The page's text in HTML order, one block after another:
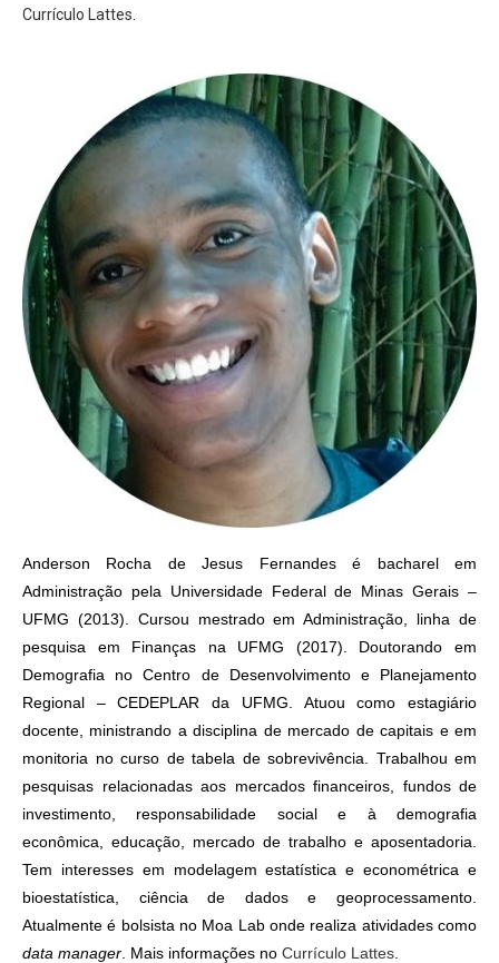
Currículo Lattes
Anderson Rocha de Jesus Fernandes é bacharel em
Administração pela Universidade Federal de Minas Gerais –
UFMG (2013). Cursou mestrado em Administração, linha de
pesquisa em Finanças na UFMG (2017). Doutorando em
Demografia no Centro de Desenvolvimento e Planejamento
Regional – CEDEPLAR da UFMG. Atuou como estagiário
docente, ministrando a disciplina de mercado de capitais e em
monitoria no curso de tabela de sobrevivência. Trabalhou em
pesquisas relacionadas aos mercados financeiros, fundos de
investimento, responsabilidade social e à demografia
econômica, educação, mercado de trabalho e aposentadoria.
Tem interesses em modelagem estatística e econométrica e
bioestatística, ciência de dados e geoprocessamento.
Atualmente é bolsista no Moa Lab onde realiza atividades como
data manager . Mais informações no Currículo Lattes